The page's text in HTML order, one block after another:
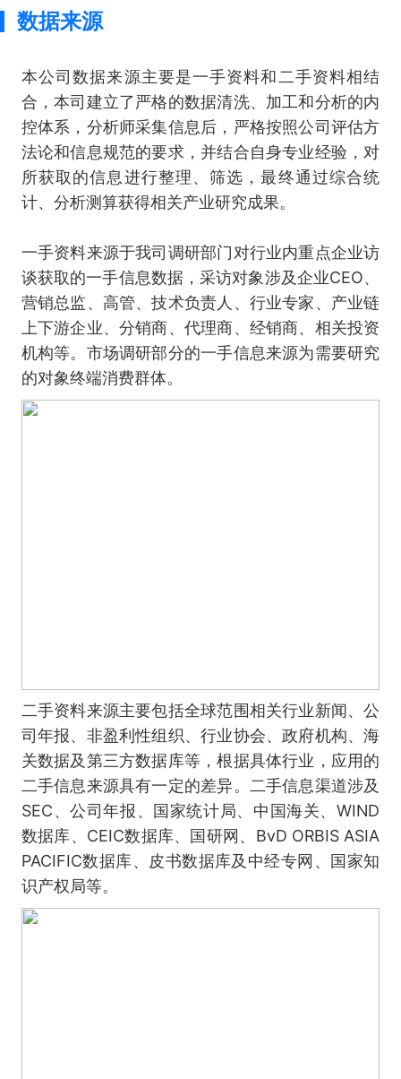
数据来源
本公司数据来源主要是一手资料和二手资料相结
合，本司建立了严格的数据清洗、加工和分析的内
控体系，分析师采集信息后，严格按照公司评估方
法论和信息规范的要求，并结合自身专业经验，对
所获取的信息进行整理、筛选，最终通过综合统
计、分析测算获得相关产业研究成果。
一手资料来源于我司调研部门对行业内重点企业访
谈获取的一手信息数据，采访对象涉及企业CEO、
营销总监、高管、技术负责人、行业专家、产业链
上下游企业、分销商、代理商、经销商、相关投资
机构等。市场调研部分的一手信息来源为需要研究
的对象终端消费群体。
二手资料来源主要包括全球范围相关行业新闻、公
司年报、非盈利性组织、行业协会、政府机构、海
关数据及第三方数据库等，根据具体行业，应用的
二手信息来源具有一定的差异。二手信息渠道涉及
SEC、公司年报、国家统计局、中国海关、WIND
数据库、CEIC数据库、国研网、BvD ORBIS ASIA
PACIFIC数据库、皮书数据库及中经专网、国家知
识产权局等。